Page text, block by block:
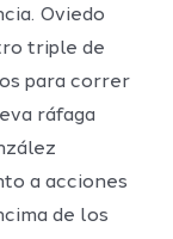
Oviedo
triple de
para correr
ráfaga
a acciones
de los